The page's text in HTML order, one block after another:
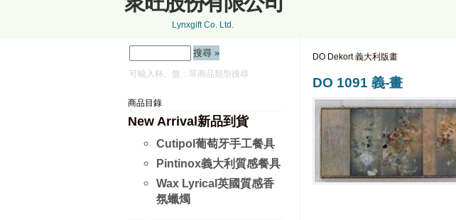
Lynxgift Co. Ltd.
可輸入杯、盤…等商品類型搜尋
商品目錄
New Arrival新品到貨
Cutipol葡萄牙手工餐具
Pintinox義大利質感餐具
Wax Lyrical英國質感香
氛蠟燭
DO Dekort 義大利版畫
DO 1091 義-畫